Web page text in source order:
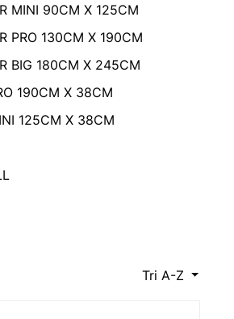
MINI 90CM X 125CM
PRO 130CM X 190CM
BIG 180CM X 245CM
190CM X 38CM
125CM X 38CM
Tri A-Z